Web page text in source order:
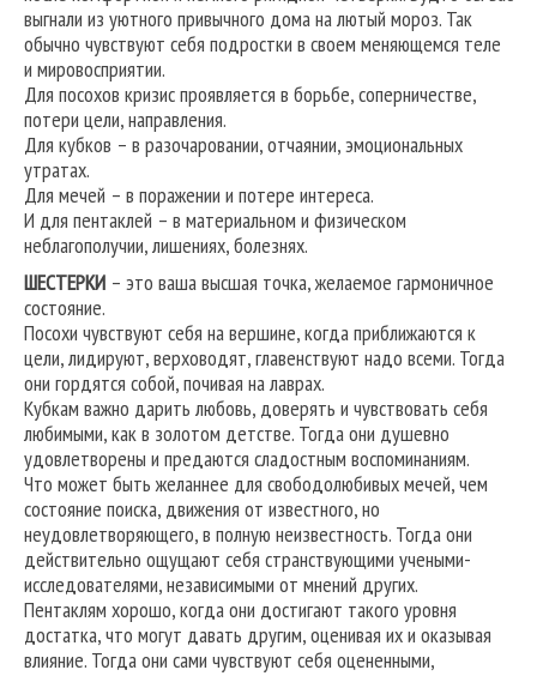
выгнали из уютного привычного дома на лютый мороз. Так
обычно чувствуют себя подростки в своем меняющемся теле
и мировосприятии.
Для посохов кризис проявляется в борьбе, соперничестве,
потери цели, направления.
Для кубков – в разочаровании, отчаянии, эмоциональных
утратах.
Для мечей – в поражении и потере интереса.
И для пентаклей – в материальном и физическом
неблагополучии, лишениях, болезнях.
ШЕСТЕРКИ – это ваша высшая точка, желаемое гармоничное
состояние.
Посохи чувствуют себя на вершине, когда приближаются к
цели, лидируют, верховодят, главенствуют надо всеми. Тогда
они гордятся собой, почивая на лаврах.
Кубкам важно дарить любовь, доверять и чувствовать себя
любимыми, как в золотом детстве. Тогда они душевно
удовлетворены и предаются сладостным воспоминаниям.
Что может быть желаннее для свободолюбивых мечей, чем
состояние поиска, движения от известного, но
неудовлетворяющего, в полную неизвестность. Тогда они
действительно ощущают себя странствующими учеными-
исследователями, независимыми от мнений других.
Пентаклям хорошо, когда они достигают такого уровня
достатка, что могут давать другим, оценивая их и оказывая
влияние. Тогда они сами чувствуют себя оцененными,